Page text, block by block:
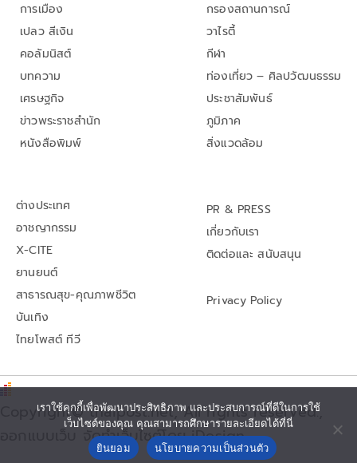
การเมือง
เปลว สีเงิน
คอลัมนิสต์
บทความ
เศรษฐกิจ
ข่าวพระราชสำนัก
หนังสือพิมพ์
กรองสถานการณ์
วาไรตี้
กีฬา
ท่องเที่ยว – ศิลปวัฒนธรรม
ประชาสัมพันธ์
ภูมิภาค
สิ่งแวดล้อม
ต่างประเทศ
อาชญากรรม
X-CITE
ยานยนต์
สาธารณสุข-คุณภาพชีวิต
บันเทิง
ไทยโพสต์ ทีวี
PR & PRESS
เกี่ยวกับเรา
ติดต่อและ สนับสนุน
Privacy Policy
Copyright© thaipost.net, All rights reserved.,
ออกแบบเว็บ จัดทำเว็บไซต์โดย iDesign
เราใช้คุกกี้เพื่อพัฒนาประสิทธิภาพ และประสบการณ์ที่ดีในการใช้
เว็บไซต์ของคุณ คุณสามารถศึกษารายละเอียดได้ที่นี่
ยินยอม
นโยบายความเป็นส่วนตัว